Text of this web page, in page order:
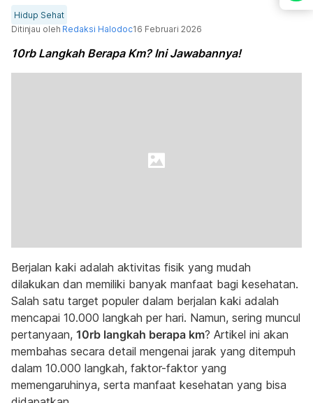
Hidup Sehat
Ditinjau oleh Redaksi Halodoc16 Februari 2026
10rb Langkah Berapa Km? Ini Jawabannya!
Berjalan kaki adalah aktivitas fisik yang mudah
dilakukan dan memiliki banyak manfaat bagi kesehatan.
Salah satu target populer dalam berjalan kaki adalah
mencapai 10.000 langkah per hari. Namun, sering muncul
pertanyaan, 10rb langkah berapa km? Artikel ini akan
membahas secara detail mengenai jarak yang ditempuh
dalam 10.000 langkah, faktor-faktor yang
memengaruhinya, serta manfaat kesehatan yang bisa